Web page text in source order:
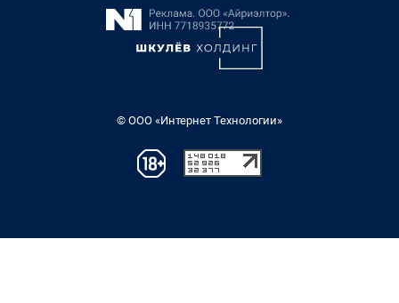
© ООО «Интернет Технологии»